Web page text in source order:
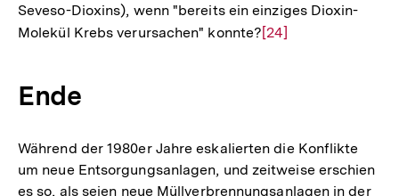
Seveso-Dioxins), wenn "bereits ein einziges Dioxin-
Molekül Krebs verursachen" konnte?Zur
[24]
Ende
Während der 1980er Jahre eskalierten die Konflikte
um neue Entsorgungsanlagen, und zeitweise erschien
es so, als seien neue Müllverbrennungsanlagen in der